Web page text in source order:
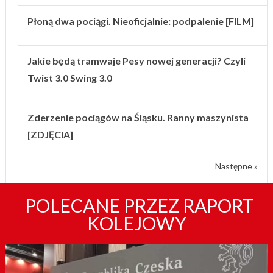
Płoną dwa pociągi. Nieoficjalnie: podpalenie [FILM]
Jakie będą tramwaje Pesy nowej generacji? Czyli
Twist 3.0 Swing 3.0
Zderzenie pociągów na Śląsku. Ranny maszynista
[ZDJĘCIA]
Następne »
POLECANE PRZEZ RAPORT
KOLEJOWY